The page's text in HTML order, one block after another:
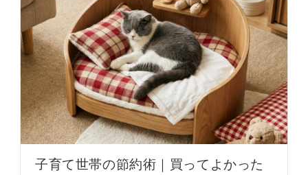
子育て世帯の節約術｜買ってよかった